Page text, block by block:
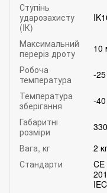
Ступінь
ударозахисту
(IК)
Максимальний
переріз дроту
10
Робоча
температура
-25
Температура
зберігання
-40
Габаритні
розміри
Вага, кг
2
Стандарти